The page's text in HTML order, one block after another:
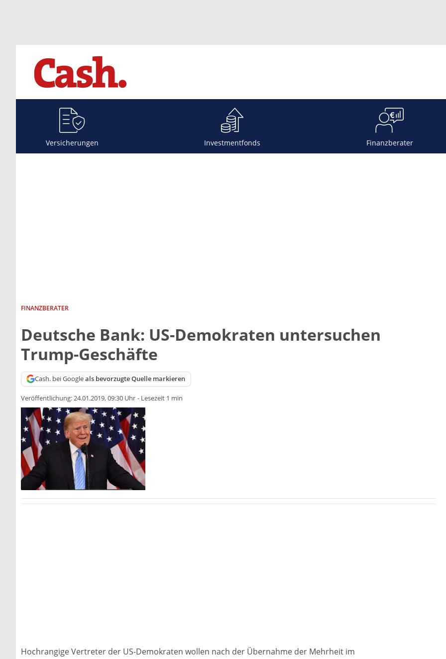
Versicherungen Investmentfonds Finanzberater
FINANZBERATER
Deutsche Bank: US-Demokraten untersuchen
Trump-Geschäfte
Cash. bei Googleals bevorzugte Quelle markieren
Veröffentlichung:24.01.2019, 09:30 Uhr - Lesezeit 1 min
Hochrangige Vertreter der US-Demokraten wollen nach der Übernahme der Mehrheit im